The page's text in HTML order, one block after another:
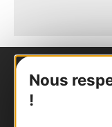
Nous
!
Nous